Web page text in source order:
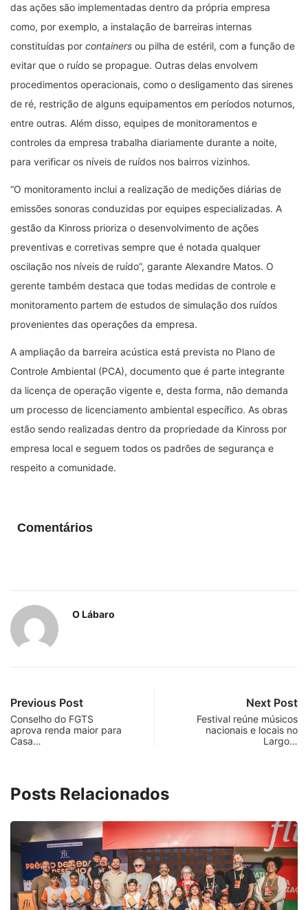
das ações são implementadas dentro da própria empresa
como, por exemplo, a instalação de barreiras internas
constituídas por containers ou pilha de estéril, com a função de
evitar que o ruído se propague. Outras delas envolvem
procedimentos operacionais, como o desligamento das sirenes
de ré, restrição de alguns equipamentos em períodos noturnos,
entre outras. Além disso, equipes de monitoramentos e
controles da empresa trabalha diariamente durante a noite,
para verificar os níveis de ruídos nos bairros vizinhos.
“O monitoramento inclui a realização de medições diárias de
emissões sonoras conduzidas por equipes especializadas. A
gestão da Kinross prioriza o desenvolvimento de ações
preventivas e corretivas sempre que é notada qualquer
oscilação nos níveis de ruído”, garante Alexandre Matos. O
gerente também destaca que todas medidas de controle e
monitoramento partem de estudos de simulação dos ruídos
provenientes das operações da empresa.
A ampliação da barreira acústica está prevista no Plano de
Controle Ambiental (PCA), documento que é parte integrante
da licença de operação vigente e, desta forma, não demanda
um processo de licenciamento ambiental específico. As obras
estão sendo realizadas dentro da propriedade da Kinross por
empresa local e seguem todos os padrões de segurança e
respeito a comunidade.
Comentários
O Lábaro
Previous Post
Conselho do FGTS
aprova renda maior para
Casa…
Next Post
Festival reúne músicos
nacionais e locais no
Largo…
Posts Relacionados